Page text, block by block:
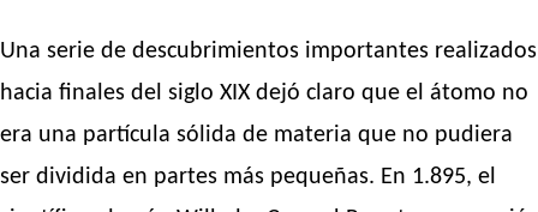
Una serie de descubrimientos importantes realizados
hacia finales del siglo XIX dejó claro que el átomo no
era una partícula sólida de materia que no pudiera
ser dividida en partes más pequeñas. En 1.895, el